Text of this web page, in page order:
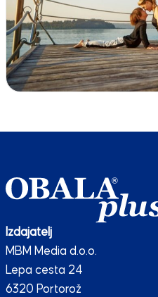
Izdajatelj
MBM Media d.o.o.
Lepa cesta 24
6320 Portorož